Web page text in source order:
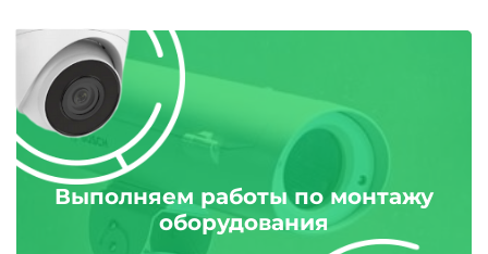
Выполняем работы по монтажу
оборудования